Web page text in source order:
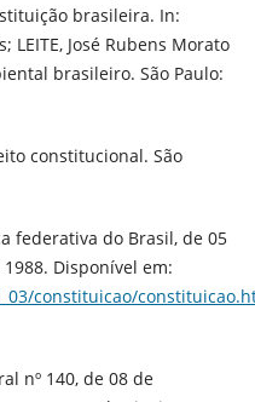
brasileira. In:
LEITE, José Rubens Morato
brasileiro. São Paulo:
constitucional. São
federativa do Brasil, de 05
Disponível em:
constituicao/
nº 140, de 08 de